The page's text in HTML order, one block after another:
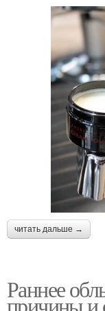
читать дальше →
Раннее